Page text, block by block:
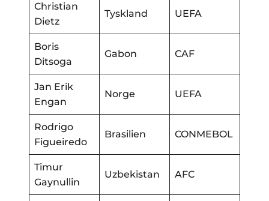
Christian
Dietz
Tyskland UEFA
Boris
Ditsoga
Gabon CAF
Jan Erik
Engan
Norge UEFA
Rodrigo
Figueiredo
Brasilien CONMEBOL
Timur
Gaynullin
Uzbekistan AFC